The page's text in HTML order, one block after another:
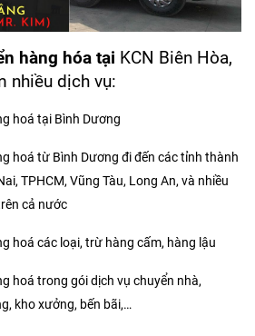
hàng hóa tại KCN Biên Hòa,
nhiều dịch vụ:
hoá tại Bình Dương
hoá từ Bình Dương đi đến các tỉnh thành
TPHCM, Vũng Tàu, Long An, và nhiều
cả nước
hoá các loại, trừ hàng cấm, hàng lậu
hoá trong gói dịch vụ chuyển nhà,
kho xưởng, bến bãi,…